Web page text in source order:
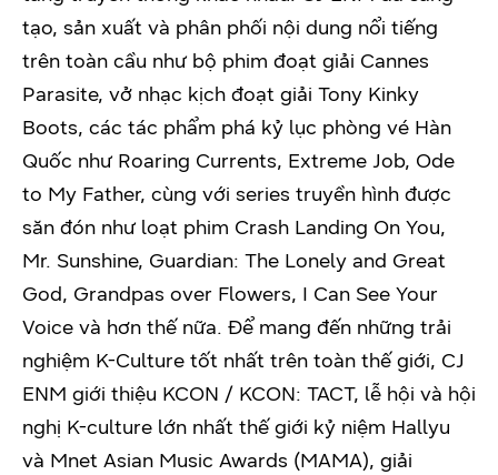
tạo, sản xuất và phân phối nội dung nổi tiếng
trên toàn cầu như bộ phim đoạt giải Cannes
Parasite, vở nhạc kịch đoạt giải Tony Kinky
Boots, các tác phẩm phá kỷ lục phòng vé Hàn
Quốc như Roaring Currents, Extreme Job, Ode
to My Father, cùng với series truyền hình được
săn đón như loạt phim Crash Landing On You,
Mr. Sunshine, Guardian: The Lonely and Great
God, Grandpas over Flowers, I Can See Your
Voice và hơn thế nữa. Để mang đến những trải
nghiệm K-Culture tốt nhất trên toàn thế giới, CJ
ENM giới thiệu KCON / KCON: TACT, lễ hội và hội
nghị K-culture lớn nhất thế giới kỷ niệm Hallyu
và Mnet Asian Music Awards (MAMA), giải